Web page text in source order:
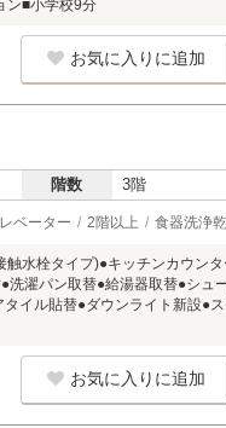
ン■小学校9分
お気に入りに追加
階数 3階
ベーター 2階以上 食器洗浄
触水栓タイプ)●キッチンカウン
濯パン取替●給湯器取替●シュ
イル貼替●ダウンライト新設●
お気に入りに追加